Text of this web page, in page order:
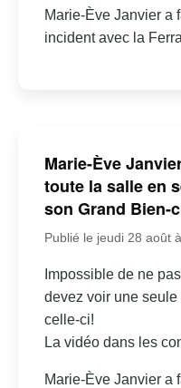
Marie-Ève Janvier a
incident avec la
Marie-Ève
toute la salle en
son Grand Bien-
Publié le jeudi 28 août
Impossible de ne
devez voir une seule
celle-ci!
La vidéo dans les
Marie-Ève Janvier a